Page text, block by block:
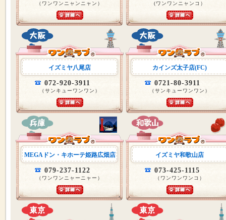
（ワンワンニャンニャン） (ワンワンニャンコ）
イズミヤ八尾店
072-920-3911
（サンキューワンワン）
カインズ太子店(FC)
0721-80-3911
（サンキューワンワン）
MEGAドン・キホーテ姫路広畑店
079-237-1122
（ワンワンニャーニャー）
イズミヤ和歌山店
073-425-1115
（ワンワンワンコ）